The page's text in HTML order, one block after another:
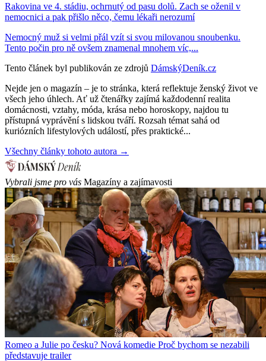
Rakovina ve 4. stádiu, ochrnutý od pasu dolů. Zach se oženil v
nemocnici a pak přišlo něco, čemu lékaři nerozumí
Nemocný muž si velmi přál vzít si svou milovanou snoubenku.
Tento počin pro ně ovšem znamenal mnohem víc,...
Tento článek byl publikován ze zdrojů DámskýDeník.cz
Nejde jen o magazín – je to stránka, která reflektuje ženský život ve
všech jeho úhlech. Ať už čtenářky zajímá každodenní realita
domácnosti, vztahy, móda, krása nebo horoskopy, najdou tu
přístupná vyprávění s lidskou tváří. Rozsah témat sahá od
kuriózních lifestylových událostí, přes praktické...
Všechny články tohoto autora →
Vybrali jsme pro vás Magazíny a zajímavosti
Romeo a Julie po česku? Nová komedie Proč bychom se nezabili
představuje trailer